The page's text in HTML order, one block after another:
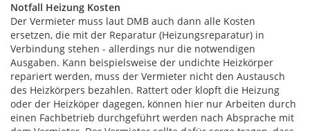
Notfall Heizung Kosten
Der Vermieter muss laut DMB auch dann alle Kosten
ersetzen, die mit der Reparatur (Heizungsreparatur) in
Verbindung stehen - allerdings nur die notwendigen
Ausgaben. Kann beispielsweise der undichte Heizkörper
repariert werden, muss der Vermieter nicht den Austausch
des Heizkörpers bezahlen. Rattert oder klopft die Heizung
oder der Heizköper dagegen, können hier nur Arbeiten durch
einen Fachbetrieb durchgeführt werden nach Absprache mit